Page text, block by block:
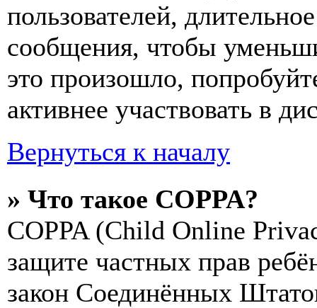
пользователей,
сообщения, чтобы
это произошло,
активнее участвовать в
Вернуться к началу
» Что такое COPPA?
COPPA (Child Online
защите частных прав
закон Соединённых